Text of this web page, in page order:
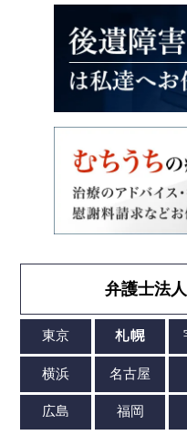
弁護士法